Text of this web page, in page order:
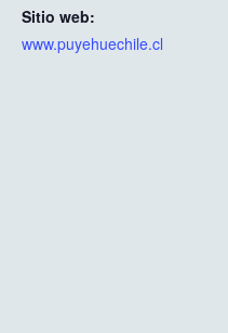
Sitio web:
www.puyehuechile.cl